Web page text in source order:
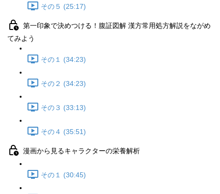
その５ (25:17)
第一印象で決めつける！腹証図解 漢方常用処方解説をながめ
てみよう
その１ (34:23)
その２ (34:23)
その３ (33:13)
その４ (35:51)
漫画から見るキャラクターの栄養解析
その１ (30:45)